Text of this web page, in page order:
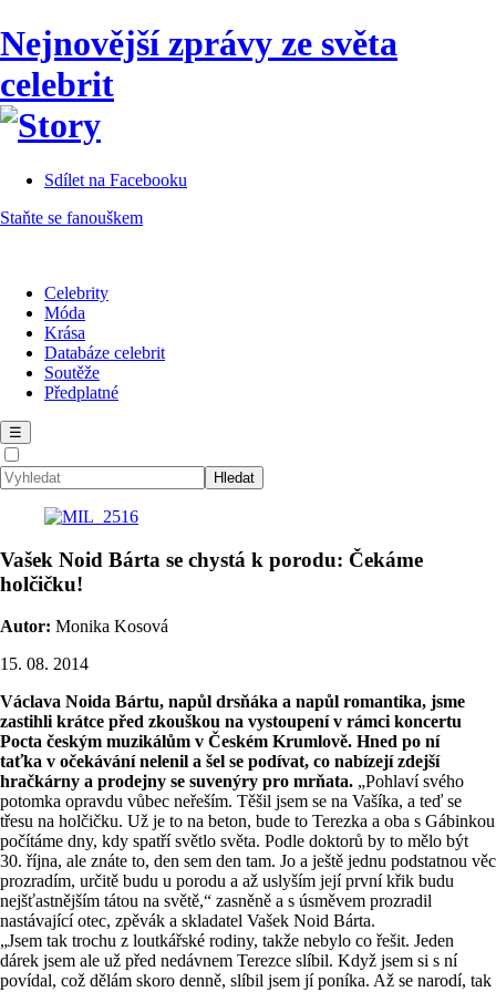
Nejnovější zprávy ze světa
celebrit
Sdílet na Facebooku
Staňte se fanouškem
Celebrity
Móda
Krása
Databáze celebrit
Soutěže
Předplatné
☰
Vašek Noid Bárta se chystá k porodu: Čekáme
holčičku!
Autor: Monika Kosová
15. 08. 2014
Václava Noida Bártu, napůl drsňáka a napůl romantika, jsme
zastihli krátce před zkouškou na vystoupení v rámci koncertu
Pocta českým muzikálům v Českém Krumlově. Hned po ní
taťka v očekávání nelenil a šel se podívat, co nabízejí zdejší
hračkárny a prodejny se suvenýry pro mrňata. „Pohlaví svého
potomka opravdu vůbec neřeším. Těšil jsem se na Vašíka, a teď se
třesu na holčičku. Už je to na beton, bude to Terezka a oba s Gábinkou
počítáme dny, kdy spatří světlo světa. Podle doktorů by to mělo být
30. října, ale znáte to, den sem den tam. Jo a ještě jednu podstatnou věc
prozradím, určitě budu u porodu a až uslyším její první křik budu
nejšťastnějším tátou na světě,“ zasněně a s úsměvem prozradil
nastávající otec, zpěvák a skladatel Vašek Noid Bárta.
„Jsem tak trochu z loutkářské rodiny, takže nebylo co řešit. Jeden
dárek jsem ale už před nedávnem Terezce slíbil. Když jsem si s ní
povídal, což dělám skoro denně, slíbil jsem jí poníka. Až se narodí, tak